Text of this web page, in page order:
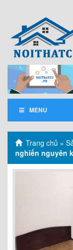
MENU
Trang chủ »
nghiến nguyên